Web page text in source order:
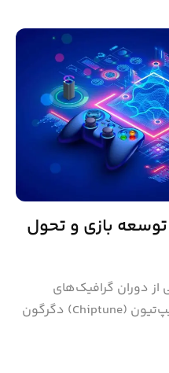
بازی و تحول
از دوران گرافیک‌های
مکعبی و ساده و ملودی‌های چیپ‌تیون (Chiptune) دگرگون